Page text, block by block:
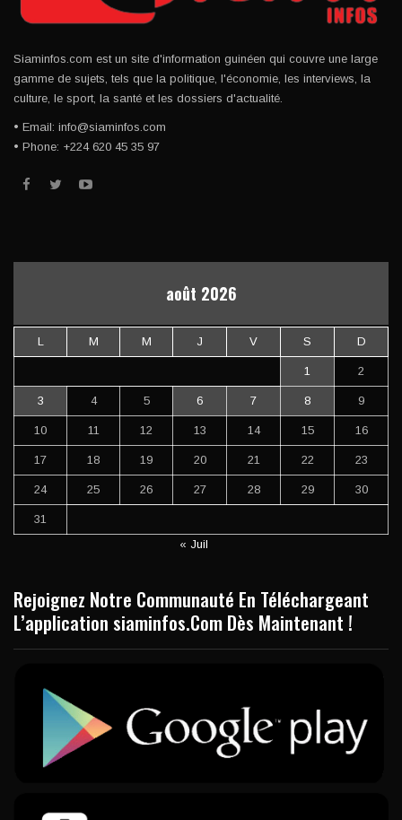
Siaminfos.com est un site d'information guinéen qui couvre une large
gamme de sujets, tels que la politique, l'économie, les interviews, la
culture, le sport, la santé et les dossiers d'actualité.
• Email: info@siaminfos.com
• Phone: +224 620 45 35 97
août 2026
L M M J V S D
1 2
3 4 5 6 7 8 9
10 11 12 13 14 15 16
17 18 19 20 21 22 23
24 25 26 27 28 29 30
31
« Juil
Rejoignez Notre Communauté En Téléchargeant
L’application siaminfos.Com Dès Maintenant !